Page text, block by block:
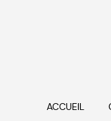
ACCUEIL